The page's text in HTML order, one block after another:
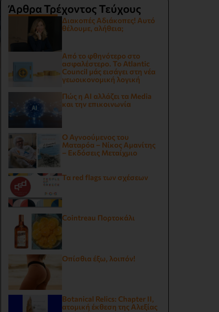
Άρθρα Τρέχοντος Τεύχους
Διακοπές Αδιάκοπες! Αυτό
θέλουμε, αλήθεια;
Από το φθηνότερο στο
ασφαλέστερο. Το Atlantic
Council μάς εισάγει στη νέα
γεωοικονομική λογική
Πώς η AI αλλάζει τα Media
και την επικοινωνία
Ο Αγνοούμενος του
Ματαρόα – Νίκος Αμανίτης
– Εκδόσεις Μεταίχμιο
Τα red flags των σχέσεων
Cointreau Πορτοκάλι
Οπίσθια έξω, λοιπόν!
Botanical Relics: Chapter II,
ατομική έκθεση της Αλεξίας